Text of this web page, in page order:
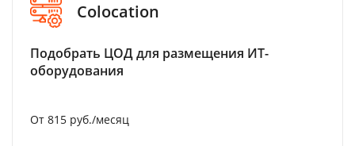
Colocation
Подобрать ЦОД для размещения ИТ-
оборудования
От 815 руб./месяц